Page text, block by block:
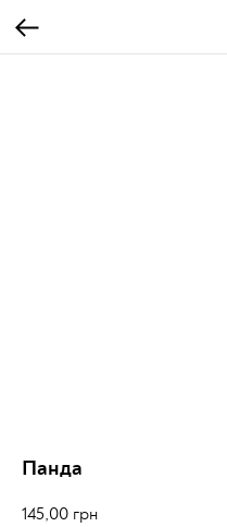
Панда
145,00 грн